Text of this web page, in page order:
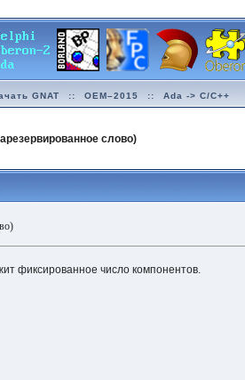
GNAT :: OEM–2015 :: Ada -> C/C++
слово)
фиксированное число компонентов.